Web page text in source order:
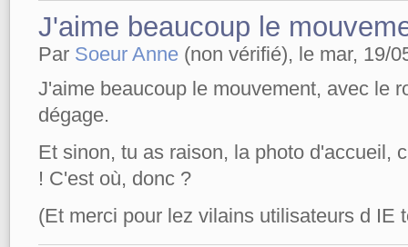
J'aime beaucoup le
Par Soeur Anne (non vérifié), le mar, 19/
J'aime beaucoup le mouvement, avec le
dégage.
Et sinon, tu as raison, la photo d'accueil,
! C'est où, donc ?
(Et merci pour lez vilains utilisateurs d IE